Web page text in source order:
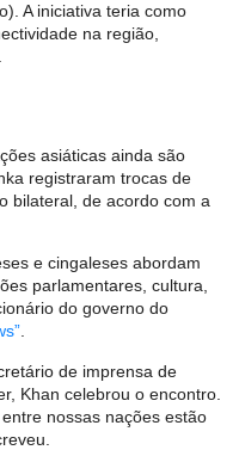
A iniciativa teria como
na região,
.
asiáticas ainda são
registraram trocas de
bilateral, de acordo com a
e cingaleses abordam
parlamentares, cultura,
do governo do
.
de imprensa de
Khan celebrou o encontro.
nossas nações estão